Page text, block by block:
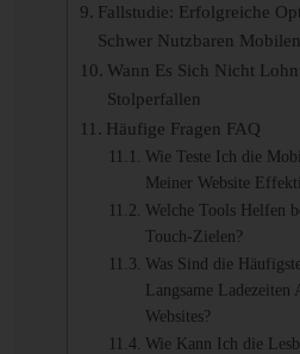
Fallstudie: Erfolgreiche
Schwer Nutzbaren
Wann Es Sich Nicht
Stolperfallen
Häufige Fragen FAQ
Wie Teste Ich die
Meiner Website
Welche Tools Helfen
Touch-Zielen?
Was Sind die
Langsame
Websites?
Wie Kann Ich die